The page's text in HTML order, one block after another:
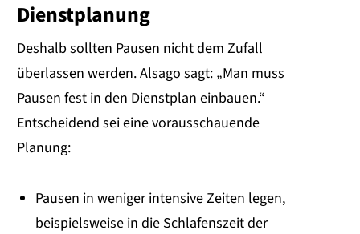
Dienstplanung
Deshalb sollten Pausen nicht dem Zufall
überlassen werden. Alsago sagt: „Man muss
Pausen fest in den Dienstplan einbauen.“
Entscheidend sei eine vorausschauende
Planung:
Pausen in weniger intensive Zeiten legen,
beispielsweise in die Schlafenszeit der